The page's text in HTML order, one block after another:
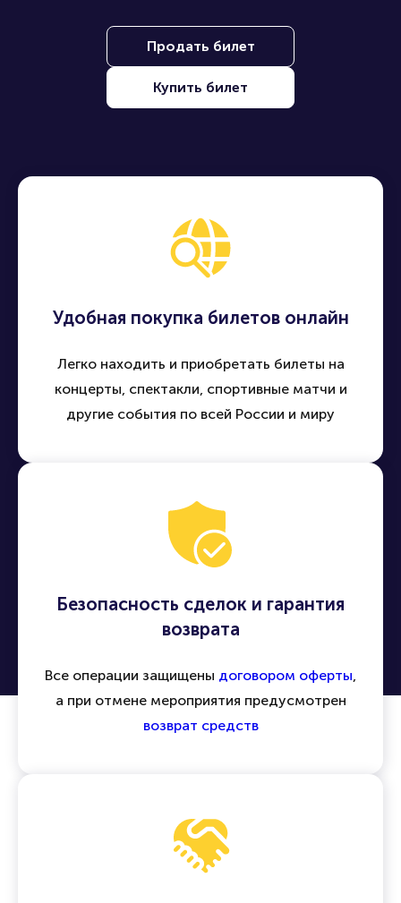
Продать билет
Купить билет
Удобная покупка билетов онлайн
Легко находить и приобретать билеты на
концерты, спектакли, спортивные матчи и
другие события по всей России и миру
Безопасность сделок и гарантия
возврата
Все операции защищены договором оферты,
а при отмене мероприятия предусмотрен
возврат средств